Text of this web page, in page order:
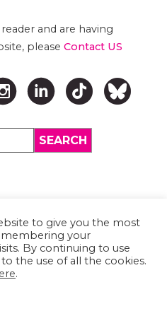
and are having
please Contact US
to give you the most
your
By continuing to use
the use of all the cookies.
.